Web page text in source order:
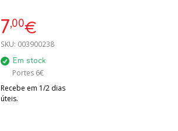
7,00€
SKU: 003900238
Em stock
Portes 6€
Recebe em 1/2 dias
úteis.